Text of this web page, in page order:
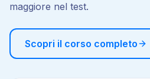
maggiore nel test.
Scopri il corso completo